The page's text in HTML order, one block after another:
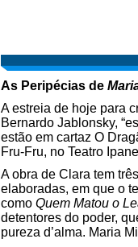
As Peripécias de
A estreia de hoje para
Bernardo Jablonsky,
estão em cartaz O
Fru-Fru, no Teatro
A obra de Clara tem
elaboradas, em que o
como Quem Matou o
detentores do poder,
pureza d’alma. Maria